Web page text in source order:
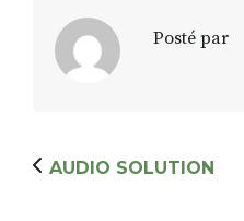
S'INSCRIRE
Posté par
AUDIO SOLUTION